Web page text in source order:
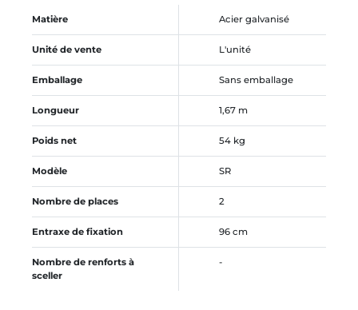
Matière Acier galvanisé
Unité de vente L'unité
Emballage Sans emballage
Longueur 1,67 m
Poids net 54 kg
Modèle SR
Nombre de places 2
Entraxe de fixation 96 cm
Nombre de renforts à
sceller
-